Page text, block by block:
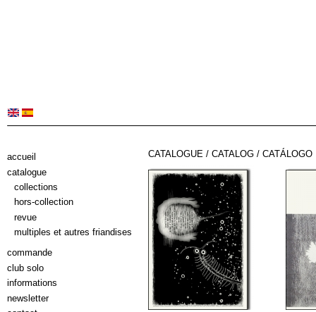
CATALOGUE / CATALOG / CATÁLOGO
accueil
catalogue
collections
hors-collection
revue
multiples et autres friandises
commande
club solo
informations
newsletter